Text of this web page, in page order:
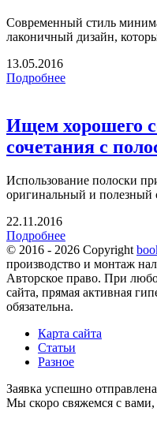
Современный стиль
лаконичный дизайн,
13.05.2016
Подробнее
Ищем хорошего
сочетания с
Использование полоски
оригинальный и полезный
22.11.2016
Подробнее
© 2016 - 2026 Copyright
производство и монтаж
Авторское право. При
сайта, прямая активная
обязательна.
Карта сайта
Статьи
Разное
Заявка успешно
Мы скоро свяжемся с вами,